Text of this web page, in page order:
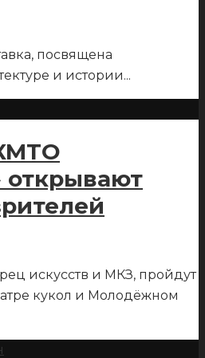
посвящена
и истории...
открывают
искусств и МКЗ, пройдут
кукол и Молодёжном